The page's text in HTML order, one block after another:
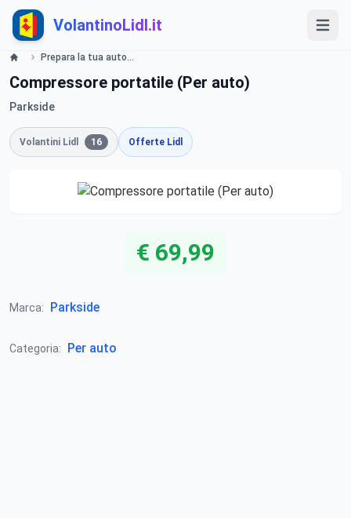
VolantinoLidl.it
Prepara la tua auto - LIDL Catalogue - Offerte valide dall 11 aprile 2019 Lidl
Compressore portatile (Per auto)
Parkside
Volantini Lidl 16 Offerte Lidl
€ 69,99
Marca: Parkside
Categoria: Per auto